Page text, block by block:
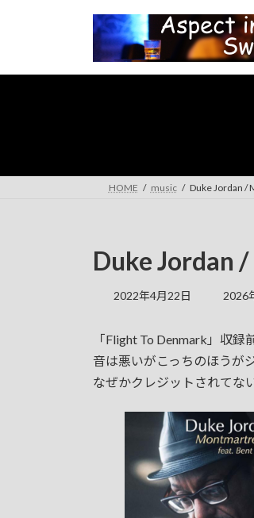
プ
動
HOME music Duke Jordan /
Duke Jordan
2022年4月22日
最
新
日
:
2026
「Flight To Denmark」収
音は悪いがこっちのほうが
なぜかクレジットされてな